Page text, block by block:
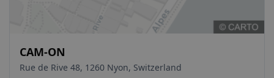
CAM-ON
Rue de Rive 48, 1260 Nyon, Switzerland